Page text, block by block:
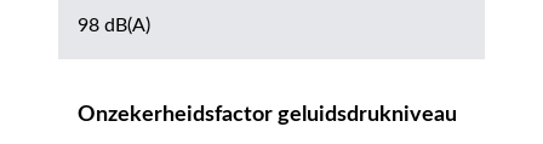
98 dB(A)
Onzekerheidsfactor geluidsdrukniveau